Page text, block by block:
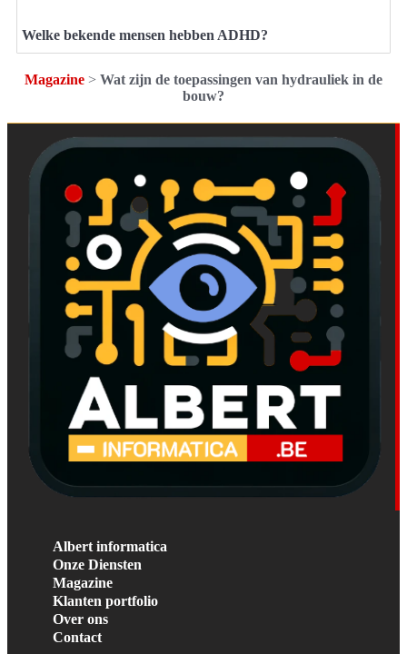
Welke bekende mensen hebben ADHD?
Magazine > Wat zijn de toepassingen van hydrauliek in de
bouw?
Albert informatica
Onze Diensten
Magazine
Klanten portfolio
Over ons
Contact